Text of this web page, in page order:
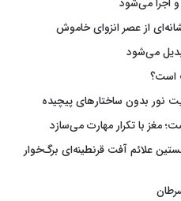
و اجرا می‌شود
از عصر انزوای خاموش
می‌شود
است؟
نور بدون ساختارهای پیچیده
با تکرار مهارت می‌سازد
علائم آفت قرنطینه‌ای برگ‌خوار